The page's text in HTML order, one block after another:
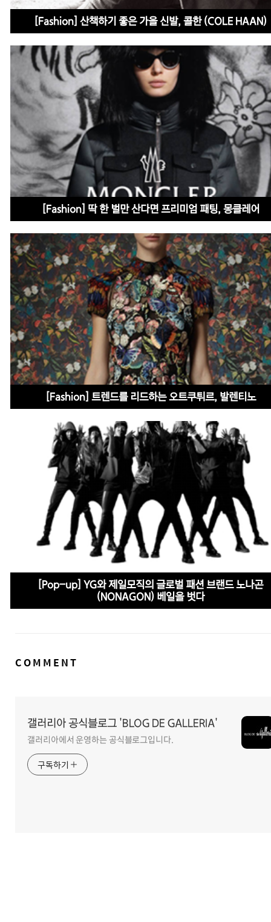
[Fashion] 산책하기 좋은 가을 신발, 콜한 (COLE HAAN)
[Fashion] 딱 한 벌만 산다면 프리미엄 패팅, 몽클레어
[Fashion] 트렌드를 리드하는 오트쿠튀르, 발렌티노
[Pop-up] YG와 제일모직의 글로벌 패션 브랜드 노나곤
(NONAGON) 베일을 벗다
댓
COMMENT
갤러리아 공식블로그 'BLOG DE GALLERIA'
갤러리아에서 운영하는 공식블로그입니다.
구독하기